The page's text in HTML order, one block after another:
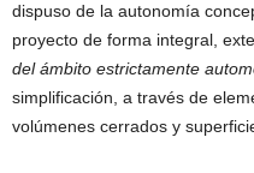
dispuso de la autonomía
proyecto de forma integral,
del ámbito estrictamente
simplificación, a través de
volúmenes cerrados y